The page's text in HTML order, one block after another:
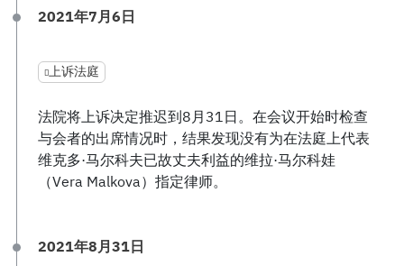
2021年7月6日
上诉法庭
法院将上诉决定推迟到8月31日。在会议开始时检查
与会者的出席情况时，结果发现没有为在法庭上代表
维克多·马尔科夫已故丈夫利益的维拉·马尔科娃
（Vera Malkova）指定律师。
2021年8月31日